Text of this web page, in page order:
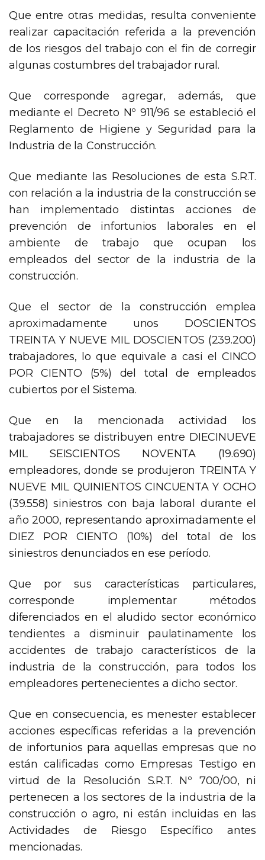
Que entre otras medidas, resulta conveniente
realizar capacitación referida a la prevención
de los riesgos del trabajo con el fin de corregir
algunas costumbres del trabajador rural.
Que corresponde agregar, además, que
mediante el Decreto Nº 911/96 se estableció el
Reglamento de Higiene y Seguridad para la
Industria de la Construcción.
Que mediante las Resoluciones de esta S.R.T.
con relación a la industria de la construcción se
han implementado distintas acciones de
prevención de infortunios laborales en el
ambiente de trabajo que ocupan los
empleados del sector de la industria de la
construcción.
Que el sector de la construcción emplea
aproximadamente unos DOSCIENTOS
TREINTA Y NUEVE MIL DOSCIENTOS (239.200)
trabajadores, lo que equivale a casi el CINCO
POR CIENTO (5%) del total de empleados
cubiertos por el Sistema.
Que en la mencionada actividad los
trabajadores se distribuyen entre DIECINUEVE
MIL SEISCIENTOS NOVENTA (19.690)
empleadores, donde se produjeron TREINTA Y
NUEVE MIL QUINIENTOS CINCUENTA Y OCHO
(39.558) siniestros con baja laboral durante el
año 2000, representando aproximadamente el
DIEZ POR CIENTO (10%) del total de los
siniestros denunciados en ese período.
Que por sus características particulares,
corresponde implementar métodos
diferenciados en el aludido sector económico
tendientes a disminuir paulatinamente los
accidentes de trabajo característicos de la
industria de la construcción, para todos los
empleadores pertenecientes a dicho sector.
Que en consecuencia, es menester establecer
acciones específicas referidas a la prevención
de infortunios para aquellas empresas que no
están calificadas como Empresas Testigo en
virtud de la Resolución S.R.T. Nº 700/00, ni
pertenecen a los sectores de la industria de la
construcción o agro, ni están incluidas en las
Actividades de Riesgo Específico antes
mencionadas.